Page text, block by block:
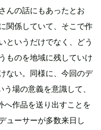
んの話にもあったとお
関係していて、そこで作
というだけでなく、どう
ものを地域に残していけ
ない。同様に、今回のデ
場の意義を意識して、
へ作品を送り出すことを
ューサーが多数来日し